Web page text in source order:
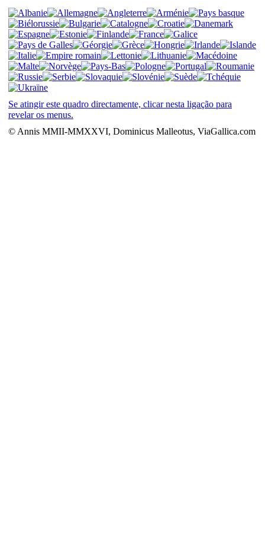
Se atingir este quadro directamente, clicar nesta ligação para
revelar os menus.
© Annis MMII-MMXXVI, Dominicus Malleotus, ViaGallica.com